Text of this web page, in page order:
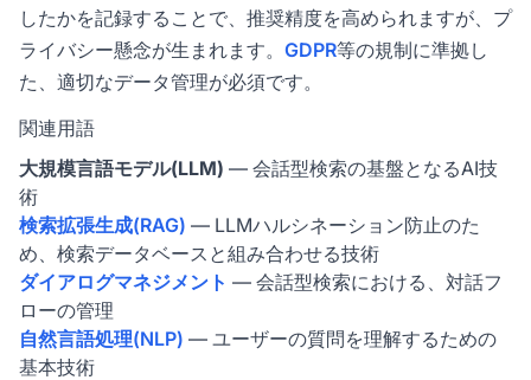
したかを記録することで、推奨精度を高められますが、プ
ライバシー懸念が生まれます。 GDPR等の規制に準拠し
た、適切なデータ管理が必須です。
関連用語
大規模言語モデル(LLM) — 会話型検索の基盤となるAI技
術
検索拡張生成(RAG) — LLMハルシネーション防止のた
め、検索データベースと組み合わせる技術
ダイアログマネジメント — 会話型検索における、対話フ
ローの管理
自然言語処理(NLP) — ユーザーの質問を理解するための
基本技術